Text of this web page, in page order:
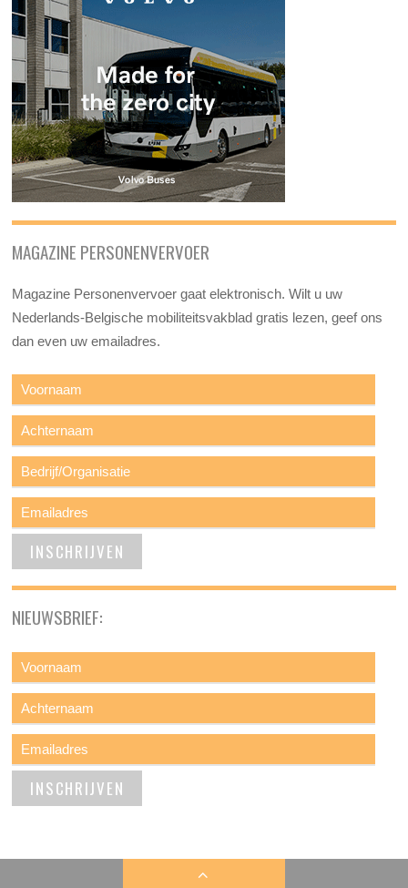
MAGAZINE PERSONENVERVOER
Magazine Personenvervoer gaat elektronisch. Wilt u uw
Nederlands-Belgische mobiliteitsvakblad gratis lezen, geef ons
dan even uw emailadres.
NIEUWSBRIEF: